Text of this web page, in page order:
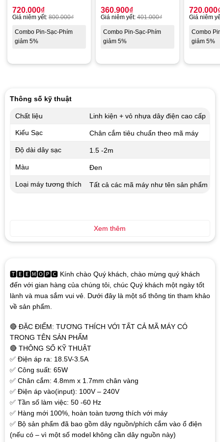
720.000₫
Giá niêm yết: 800.000₫
Combo Pin-Sạc-Phím
giảm 5%
360.900₫
Giá niêm yết: 401.000₫
Combo Pin-Sạc-Phím
giảm 5%
720.000
Giá niêm
Combo
giảm 5%
🆃🅴🅴🅼🅾🅿🅲 Kính chào Quý khách, chào mừng quý khách
đến với gian hàng của chúng tôi, chúc Quý khách một ngày tốt
lành và mua sắm vui vẻ. Dưới đây là một số thông tin tham khảo
về sản phẩm.
🔴 ĐẶC ĐIỂM: TƯƠNG THÍCH VỚI TẤT CẢ MÃ MÁY CÓ
TRONG TÊN SẢN PHẨM
🔴 THÔNG SỐ KỸ THUẬT
✅ Điện áp ra: 18.5V-3.5A
✅ Công suất: 65W
✅ Chân cắm: 4.8mm x 1.7mm chân vàng
✅ Điện áp vào(input): 100V – 240V
✅ Tần số làm việc: 50 -60 Hz
✅ Hàng mới 100%, hoàn toàn tương thích với máy
✅ Bộ sản phẩm đã bao gồm dây nguồn/phích cắm vào ổ điện
(nếu có – vì một số model không cần dây nguồn này)
Thông số kỹ thuật
Chất liệu Linh kiện + vỏ nhựa dây điện cao cấp
Kiểu Sạc Chân cắm tiêu chuẩn theo mã máy
Độ dài dây sạc 1.5 -2m
Màu Đen
Loại máy tương thích Tất cả các mã máy như tên sản phẩm
Xem thêm